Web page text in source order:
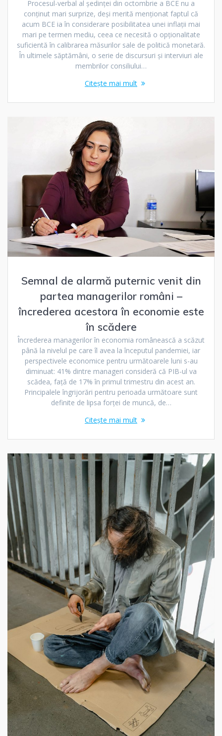
Procesul-verbal al ședinței din octombrie a BCE nu a
conținut mari surprize, deși merită menționat faptul că
acum BCE ia în considerare posibilitatea unei inflații mai
mari pe termen mediu, ceea ce necesită o opționalitate
suficientă în calibrarea măsurilor sale de politică monetară.
În ultimele săptămâni, o serie de discursuri și interviuri ale
membrilor consiliului…
Citește mai mult
Semnal de alarmă puternic venit din
partea managerilor români –
încrederea acestora în economie este
în scădere
Încrederea managerilor în economia românească a scăzut
până la nivelul pe care îl avea la începutul pandemiei, iar
perspectivele economice pentru următoarele luni s-au
diminuat: 41% dintre manageri consideră că PIB-ul va
scădea, față de 17% în primul trimestru din acest an.
Principalele îngrijorări pentru perioada următoare sunt
definite de lipsa forței de muncă, de…
Citește mai mult